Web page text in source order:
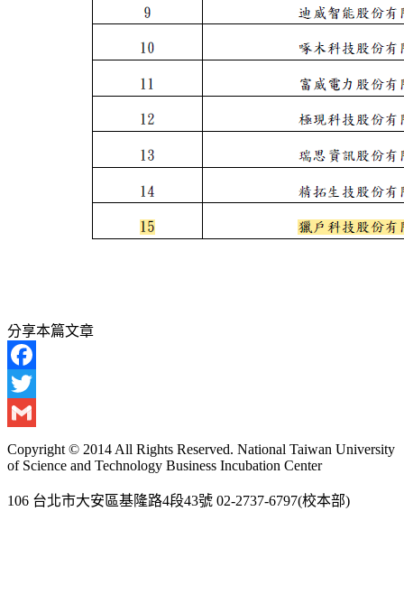
分享本篇文章
Facebook
Twitter
Gmail
Copyright © 2014 All Rights Reserved. National Taiwan University
of Science and Technology Business Incubation Center
106 台北市大安區基隆路4段43號 02-2737-6797(校本部)